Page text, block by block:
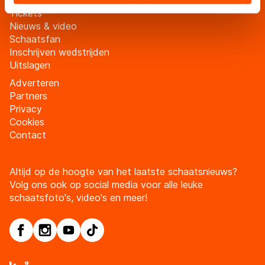
adequaat beschermingsniveau geldt volgens de GDPR.
Door op ‘Toestaan’ te klikken, stemt u in met deze
overdracht. Meer informatie vindt u in ons
Tickets
Nieuws & video
Schaatsfan
Inschrijven wedstrijden
Uitslagen
Adverteren
Partners
Privacy
Cookies
Contact
Altijd op de hoogte van het laatste schaatsnieuws?
Volg ons ook op social media voor alle leuke
schaatsfoto's, video's en meer!